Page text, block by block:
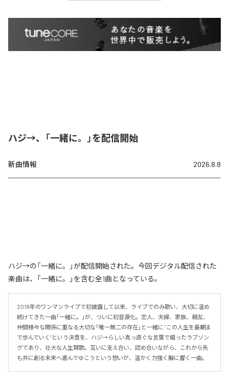
ハジ→、「一緒に。」を配信開始
新曲情報 2026.8.8
ハジ→の「一緒に。」が配信開始された。今回デジタル配信された
楽曲は、「一緒に。」を含む全1曲となっている。
2018年のワンマンライブで初披露して以来、ライブでのみ歌い、大切に温め
続けてきた一曲「一緒に。」が、ついに初音源化。恋人、夫婦、家族、親友、
仲間――様々な関係に重なる大切な「唯一無二の存在」と一緒に “この人生を最期ま
で歩んでいく”という決意を、ハジ→らしい真っ直ぐな言葉で綴ったラブソン
グであり、壮大な人生賛歌。互いに支え合い、認め合いながら、これから先
も共に創る未来へ進んでゆこうという想いが、温かく力強く胸に響く一曲。